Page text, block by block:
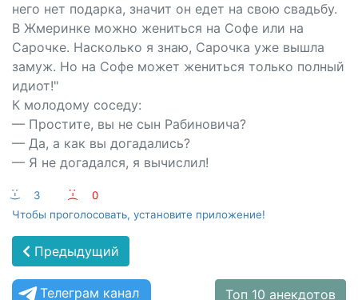
него нет подарка, значит он едет на свою свадьбу.
В Жмеринке можно жениться на Софе или на
Сарочке. Насколько я знаю, Сарочка уже вышла
замуж. Но на Софе может жениться только полный
идиот!"
К молодому соседу:
— Простите, вы не сын Рабиновича?
— Да, а как вы догадались?
— Я не догадался, я вычислил!
:-) 3 :-(
0
Чтобы проголосовать, установите приложение!
Предыдущий
Телеграм канал Топ 10 анекдотов